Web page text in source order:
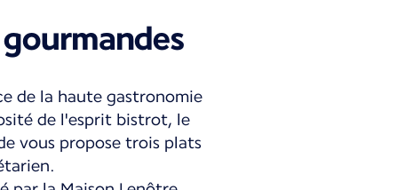
de la haute gastronomie
de l'esprit bistrot, le
vous propose trois plats